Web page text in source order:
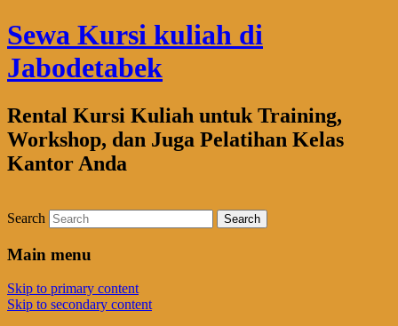
Sewa Kursi kuliah di
Jabodetabek
Rental Kursi Kuliah untuk Training,
Workshop, dan Juga Pelatihan Kelas
Kantor Anda
Search
Main menu
Skip to primary content
Skip to secondary content